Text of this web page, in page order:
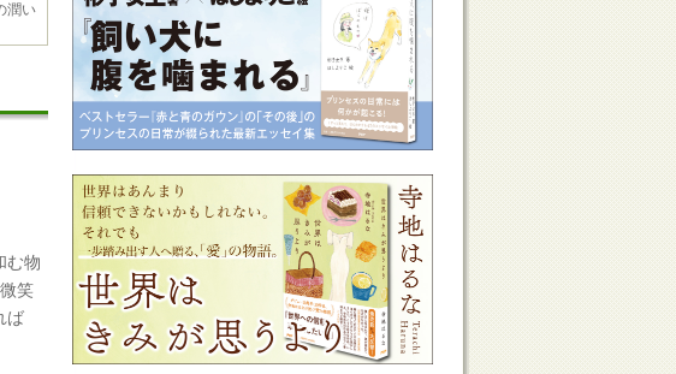
潤い
む物
笑
ば